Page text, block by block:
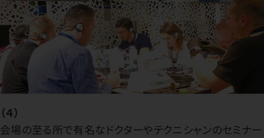
（４）
会場の至る所で有名なドクターやテクニシャンのセミナー